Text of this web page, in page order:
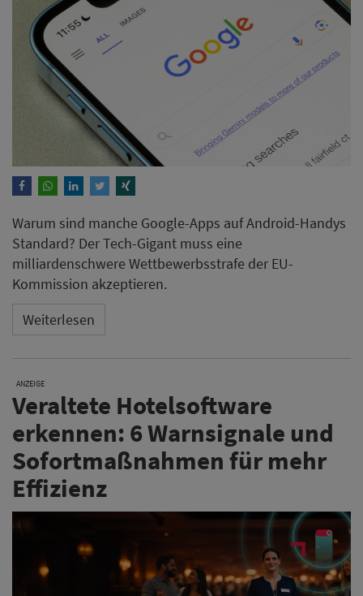
Warum sind manche Google-Apps auf Android-Handys
Standard? Der Tech-Gigant muss eine
milliardenschwere Wettbewerbsstrafe der EU-
Kommission akzeptieren.
Weiterlesen
ANZEIGE
Veraltete Hotelsoftware
erkennen: 6 Warnsignale und
Sofortmaßnahmen für mehr
Effizienz